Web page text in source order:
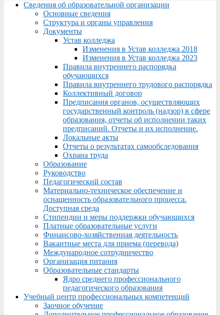
Menu
Сведения об образовательной организации
Основные сведения
Структура и органы управления
Документы
Устав колледжа
Изменения в Устав колледжа 2018
Изменения в Устав колледжа 2023
Правила внутреннего распорядка
обучающихся
Правила внутреннего трудового распорядка
Коллективный договор
Предписания органов, осуществляющих
государственный контроль (надзор) в сфере
образования, отчеты об исполнении таких
предписаний. Отчеты и их исполнение.
Локальные акты
Отчеты о результатах самообследования
Охрана труда
Образование
Руководство
Педагогический состав
Материально-техническое обеспечение и
оснащенность образовательного процесса.
Доступная среда
Стипендии и меры поддержки обучающихся
Платные образовательные услуги
Финансово-хозяйственная деятельность
Вакантные места для приема (перевода)
Международное сотрудничество
Организация питания
Образовательные стандарты
Ядро среднего профессионального
педагогического образования
Учебный центр профессиональных компетенций
Заочное обучение